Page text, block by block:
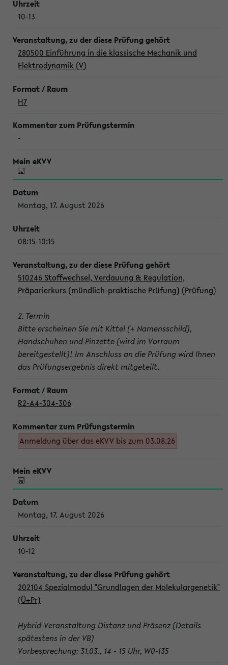
10-13
280500 Einführung in die klassische Mechanik und
Elektrodynamik (V)
H7
-
Montag, 17. August 2026
08:15-10:15
510246 Stoffwechsel, Verdauung & Regulation,
Präparierkurs (mündlich-praktische Prüfung) (Prüfung)
2. Termin
Bitte erscheinen Sie mit Kittel (+ Namensschild),
Handschuhen und Pinzette (wird im Vorraum
bereitgestellt)! Im Anschluss an die Prüfung wird Ihnen
das Prüfungsergebnis direkt mitgeteilt.
R2-A4-304-306
Anmeldung über das eKVV bis zum 03.08.26
Montag, 17. August 2026
10-12
202104 Spezialmodul "Grundlagen der Molekulargenetik"
(Ü+Pr)
Hybrid-Veranstaltung Distanz und Präsenz (Details
spätestens in der VB)
Vorbesprechung: 31.03., 14 - 15 Uhr, W0-135